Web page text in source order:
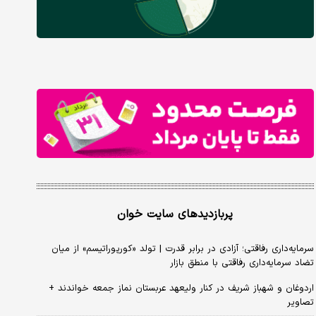
پربازدیدهای سایت خوان
سرمایه‌داری رفاقتی؛ آزادی در برابر قدرت | تولد «کورپوراتیسم» از میان
تضاد سرمایه‌داری رفاقتی با منطق بازار
اردوغان و شهباز شریف در کنار ولیعهد عربستان نماز جمعه خواندند +
تصاویر